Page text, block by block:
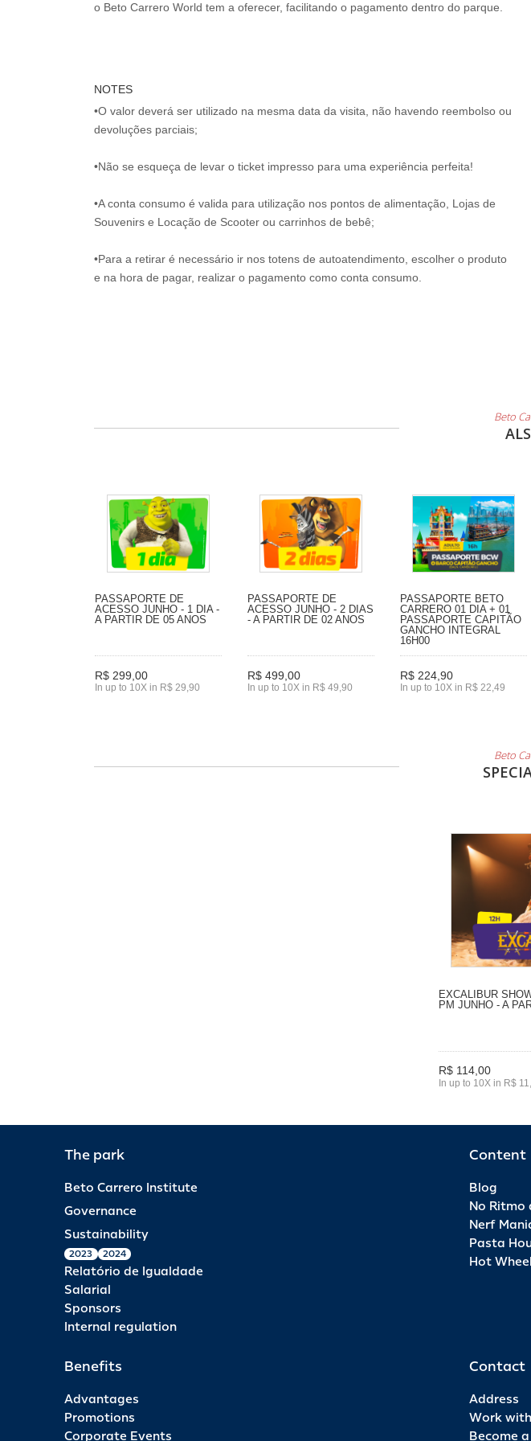
o Beto Carrero World tem a oferecer, facilitando o pagamento dentro do parque.
NOTES
•O valor deverá ser utilizado na mesma data da visita, não havendo reembolso ou
devoluções parciais;
•Não se esqueça de levar o ticket impresso para uma experiência perfeita!
•A conta consumo é valida para utilização nos pontos de alimentação, Lojas de
Souvenirs e Locação de Scooter ou carrinhos de bebê;
•Para a retirar é necessário ir nos totens de autoatendimento, escolher o produto
e na hora de pagar, realizar o pagamento como conta consumo.
Beto
PASSAPORTE DE
ACESSO JUNHO - 1 DIA -
A PARTIR DE 05 ANOS
R$ 299,00
In up to 10X in R$ 29,90
PASSAPORTE DE
ACESSO JUNHO - 2 DIAS
- A PARTIR DE 02 ANOS
R$ 499,00
In up to 10X in R$ 49,90
PASSAPORTE BETO
CARRERO 01 DIA + 01
PASSAPORTE CAPITÃO
GANCHO INTEGRAL
16H00
R$ 224,90
In up to 10X in R$ 22,49
Beto
EXCALIBUR
PM JUNHO - A
R$ 114,00
In up to 10X in R$
The park
Beto Carrero Institute
Governance
Sustainability
2023 2024
Relatório de Igualdade
Salarial
Sponsors
Internal regulation
Content
Blog
No Ritmo
Nerf
Pasta
Hot
Benefits
Advantages
Promotions
Corporate Events
Contact
Address
Work
Become